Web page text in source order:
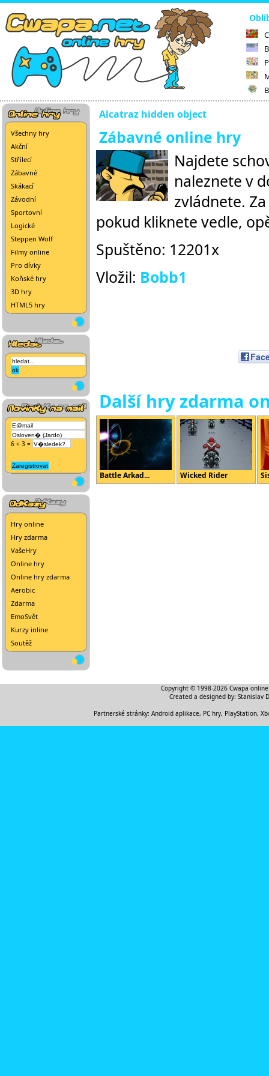
Všechny hry
Akční
Střílecí
Zábavné
Skákací
Závodní
Sportovní
Logické
Steppen Wolf
Filmy online
Pro dívky
Koňské hry
3D hry
HTML5 hry
6 + 3 =
Hry online
Hry zdarma
VašeHry
Online hry
Online hry zdarma
Aerobic
Zdarma
EmoSvět
Kurzy inline
Soutěž
Alcatraz hidden object
Zábavné online hry
Najdete
naleznete v
zvládnete.
pokud kliknete vedle,
Spuštěno: 12201x
Vložil: Bobb1
Další hry zdarma
Battle Arkad... Wicked Rider
Copyright © 1998-2026 Cwapa
Created a designed by: Stanislav
Partnerské stránky: Android aplikace, PC hry, PlayStation,